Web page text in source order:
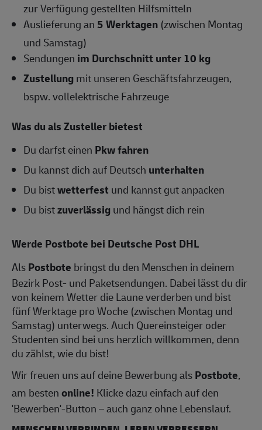
zur Verfügung gestellten Hilfsmitteln
Auslieferung an5 Werktagen (zwischen Montag
und Samstag)
Sendungen im Durchschnitt unter 10 kg
Zustellungmit unseren Geschäftsfahrzeugen,
bspw. vollelektrische Fahrzeuge
Was du als Zusteller bietest
Du darfst einen Pkw fahren
Du kannst dich auf Deutsch unterhalten
Du bistwetterfest und kannst gut anpacken
Du bistzuverlässigund hängst dich rein
Werde Postbote bei Deutsche Post DHL
AlsPostbote bringst du den Menschen in deinem
Bezirk Post- und Paketsendungen. Dabei lässt du dir
von keinem Wetter die Laune verderben und bist
fünf Werktage pro Woche (zwischen Montag und
Samstag) unterwegs. Auch Quereinsteiger oder
Studenten sind bei uns herzlich willkommen, denn
du zählst, wie du bist!
Wir freuen uns auf deine Bewerbung alsPostbote,
am bestenonline! Klicke dazu einfach auf den
'Bewerben'-Button – auch ganz ohne Lebenslauf.